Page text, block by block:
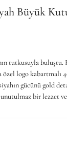
Blog
Fuar
Erkek
Blog
Fuar
Erkek
Büyük
tutkusuyla buluştu.
logo kabartmalı
gücünü gold
unutulmaz bir lezzet